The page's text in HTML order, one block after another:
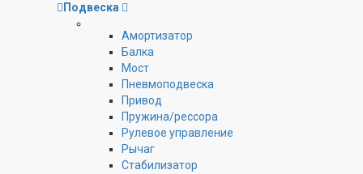
Подвеска
Амортизатор
Балка
Мост
Пневмоподвеска
Привод
Пружина/рессора
Рулевое управление
Рычаг
Стабилизатор